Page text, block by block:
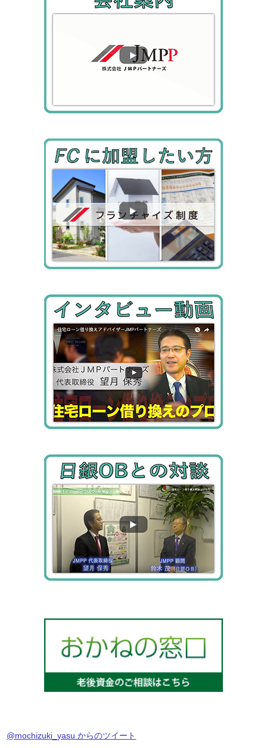
@mochizuki_yasu からのツイート